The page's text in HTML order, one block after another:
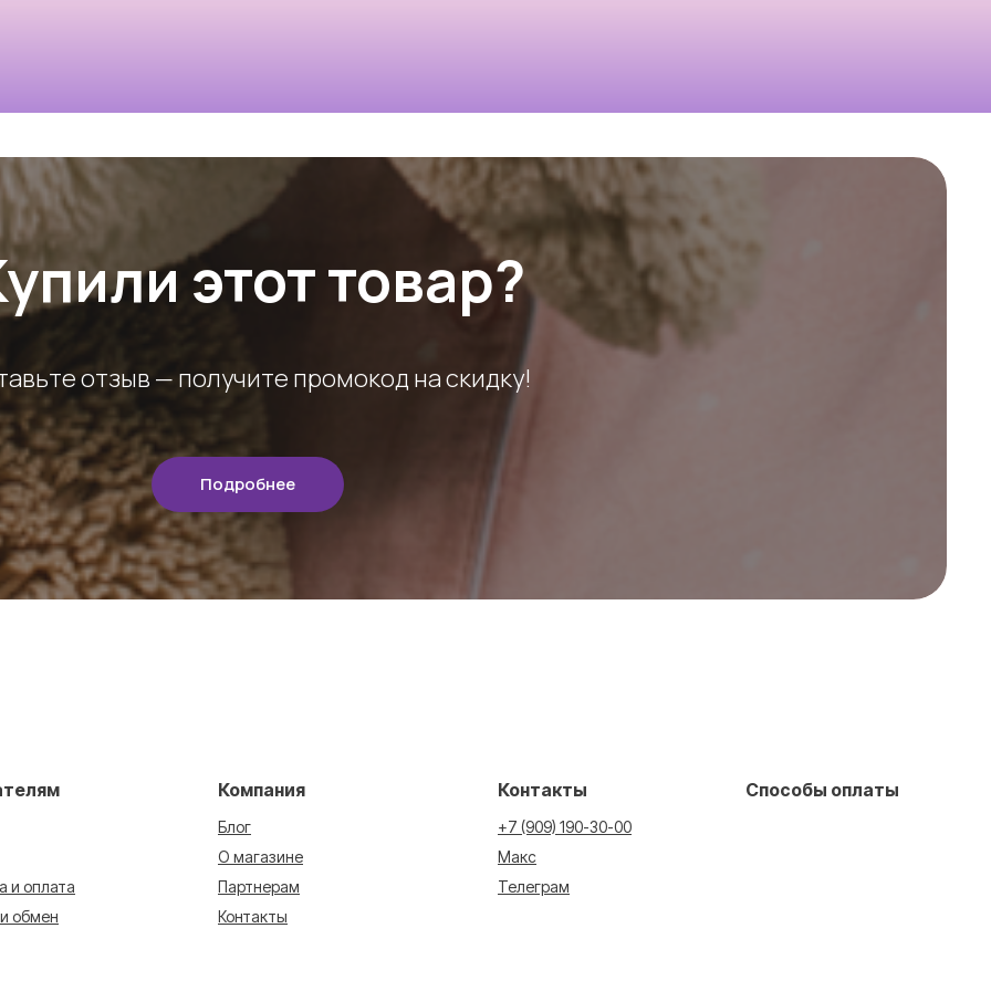
этот товар?
отзыв — получите промокод на скидку!
Подробнее
Контакты
+7 (909) 190-30-00
Макс
Телеграм
и оплата
обмен
Компания
Блог
О магазине
Партнерам
Контакты
Способы оплаты